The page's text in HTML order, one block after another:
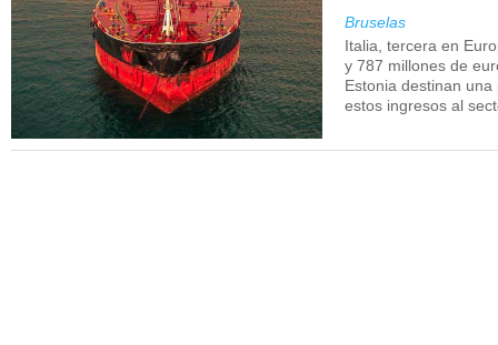
Bruselas
Italia, tercera en
y 787 millones de
Estonia destinan
estos ingresos al